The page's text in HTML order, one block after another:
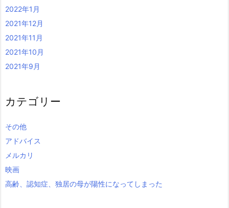
2022年1月
2021年12月
2021年11月
2021年10月
2021年9月
カテゴリー
その他
アドバイス
メルカリ
映画
高齢、認知症、独居の母が陽性になってしまった